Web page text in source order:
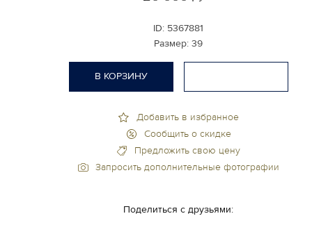
ID: 5367881
Размер: 39
Добавить в избранное
Сообщить о скидке
Предложить свою цену
Запросить дополнительные фотографии
В КОРЗИНУ
Поделиться с друзьями: